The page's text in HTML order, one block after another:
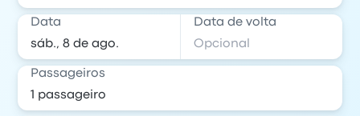
Data Data de volta
Passageiros